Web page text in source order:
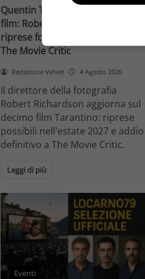
Quentin Tarantino e il decimo
film: Robert Richardson rivela
riprese forse nel 2027 e l’addio a
The Movie Critic
Redazione Velvet 4 Agosto 2026
Il direttore della fotografia
Robert Richardson aggiorna sul
decimo film Tarantino: riprese
possibili nell'estate 2027 e addio
definitivo a The Movie Critic.
Leggi di più
Eventi